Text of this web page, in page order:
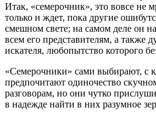
Итак, «семерочник», это вовсе не
только и ждет, пока другие
смешном свете; на самом деле он
всем его представителям, а также
искателя, любопытство которого
«Семерочники» сами выбирают, с
предпочитают одиночество
разговорам, но они чутко
в надежде найти в них разумное